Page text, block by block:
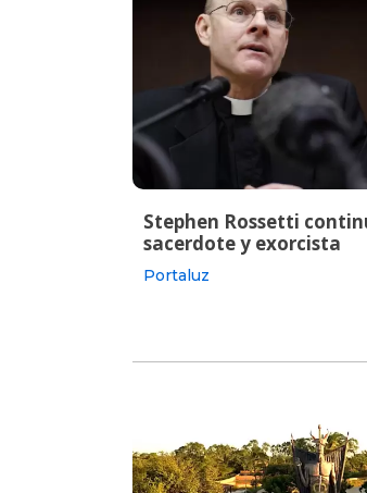
Stephen Rossetti
sacerdote y exorcista
Portaluz